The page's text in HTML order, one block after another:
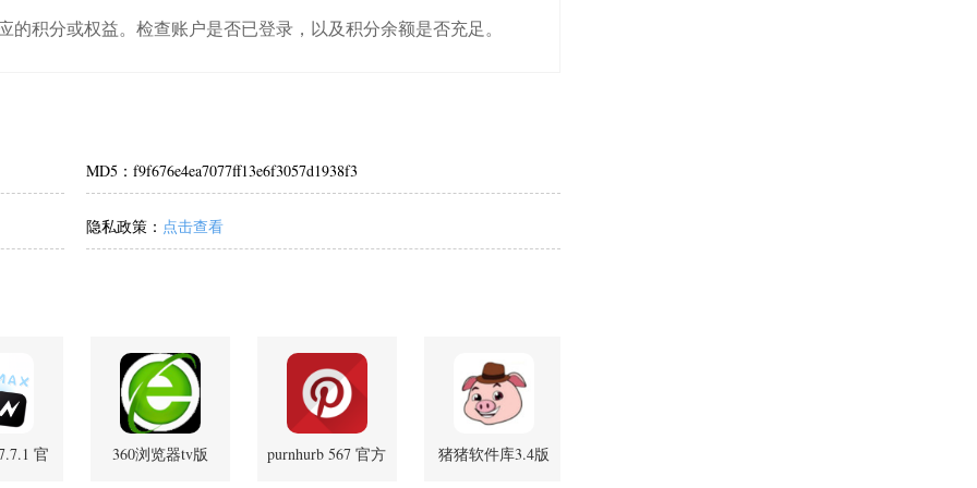
积分或权益。检查账户是否已登录，以及积分余额是否充足。
MD5：f9f676e4ea7077ff13e6f3057d1938f3
隐私政策： 点击查看
官
360浏览器tv版
purnhurb 567 官方
猪猪软件库3.4版